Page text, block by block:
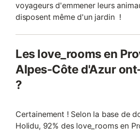
voyageurs d'emmener leurs
disposent même d'un jardin !
Les love_rooms en
Alpes-Côte d'Azur
?
Certainement ! Selon la base de
Holidu, 92% des love_rooms en